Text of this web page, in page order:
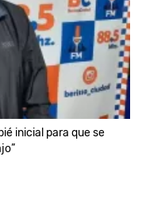
inicial para que se